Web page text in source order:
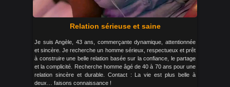
Relation sérieuse et saine
Je suis Angèle, 43 ans, commerçante dynamique, attentionnée
et sincère. Je recherche un homme sérieux, respectueux et prêt
à construire une belle relation basée sur la confiance, le partage
et la complicité. Recherche homme âgé de 40 à 70 ans pour une
relation sincère et durable. Contact : La vie est plus belle à
deux… faisons connaissance !